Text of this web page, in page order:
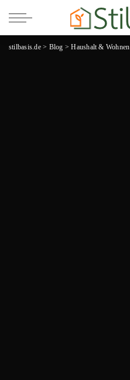
stilbasis.de> Blog >Haushalt & Wohnen